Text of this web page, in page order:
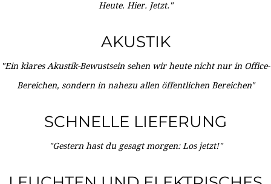
Heute. Hier. Jetzt."
AKUSTIK
"Ein klares Akustik-Bewustsein sehen wir heute nicht nur in Office-
Bereichen, sondern in nahezu allen öffentlichen Bereichen"
SCHNELLE LIEFERUNG
"Gestern hast du gesagt morgen: Los jetzt!"